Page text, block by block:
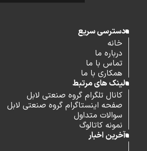
دسترسی سریع
خانه
درباره ما
تماس با ما
همکاری با ما
لینک های مرتبط
کانال تلگرام گروه صنعتی لابل
صفحه اینستاگرام گروه صنعتی لابل
سوالات متداول
نمونه کاتالوگ
آخرین اخبار